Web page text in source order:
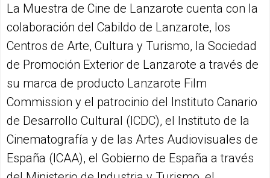
La Muestra de Cine de Lanzarote cuenta con la
colaboración del Cabildo de Lanzarote, los
Centros de Arte, Cultura y Turismo, la Sociedad
de Promoción Exterior de Lanzarote a través de
su marca de producto Lanzarote Film
Commission y el patrocinio del Instituto Canario
de Desarrollo Cultural (ICDC), el Instituto de la
Cinematografía y de las Artes Audiovisuales de
España (ICAA), el Gobierno de España a través